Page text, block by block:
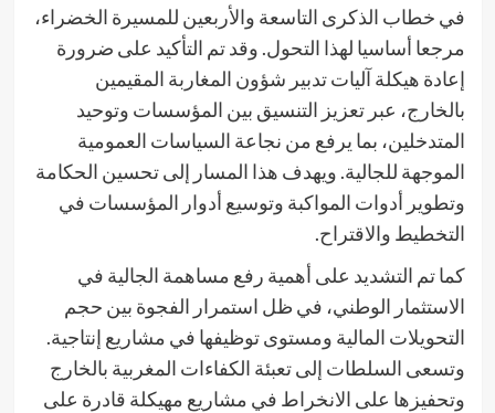
في خطاب الذكرى التاسعة والأربعين للمسيرة الخضراء،
مرجعا أساسيا لهذا التحول. وقد تم التأكيد على ضرورة
إعادة هيكلة آليات تدبير شؤون المغاربة المقيمين
بالخارج، عبر تعزيز التنسيق بين المؤسسات وتوحيد
المتدخلين، بما يرفع من نجاعة السياسات العمومية
الموجهة للجالية. ويهدف هذا المسار إلى تحسين الحكامة
وتطوير أدوات المواكبة وتوسيع أدوار المؤسسات في
التخطيط والاقتراح.
كما تم التشديد على أهمية رفع مساهمة الجالية في
الاستثمار الوطني، في ظل استمرار الفجوة بين حجم
التحويلات المالية ومستوى توظيفها في مشاريع إنتاجية.
وتسعى السلطات إلى تعبئة الكفاءات المغربية بالخارج
وتحفيزها على الانخراط في مشاريع مهيكلة قادرة على